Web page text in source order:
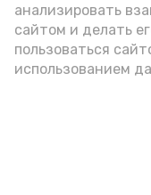
анализировать
сайтом и делать
пользоваться
использованием